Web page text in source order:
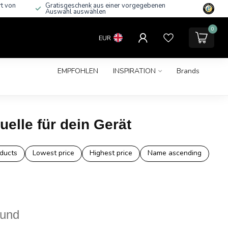
von Gratisgeschenk aus einer vorgegebenen
Auswahl auswählen
EUR
0
EMPFOHLEN INSPIRATION
Brands
für dein Gerät
Lowest price Highest price
Name ascending